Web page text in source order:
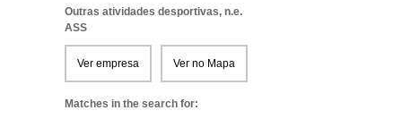
Outras atividades desportivas, n.e.
ASS
Ver empresa Ver no Mapa
Matches in the search for: